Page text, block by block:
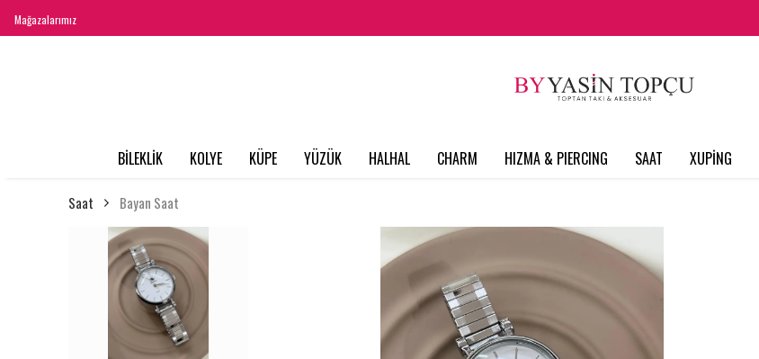
Mağazalarımız
BİLEKLİK KOLYE KÜPE YÜZÜK HALHAL CHARM HIZMA & PIERCING SAAT XUPİNG
Saat Bayan Saat